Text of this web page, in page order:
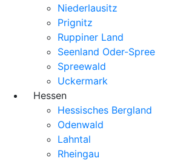
Niederlausitz
Prignitz
Ruppiner Land
Seenland Oder-Spree
Spreewald
Uckermark
Hessen
Hessisches Bergland
Odenwald
Lahntal
Rheingau